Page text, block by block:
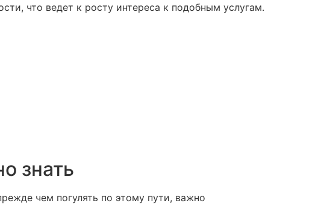
что ведет к росту интереса к подобным услугам.
знать
чем погулять по этому пути, важно